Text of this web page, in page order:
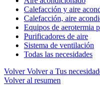
Calefacción y aire
Calefacción, aire
Equipos de aerotermia
Purificadores de aire
Sistema de ventilación
Todas las necesidades
Volver Volver a Tus
Volver al resumen